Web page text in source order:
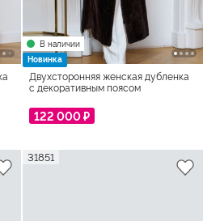
В наличии
Новинка
Двухсторонняя женская дубленка
с декоративным поясом
122 000 ₽
31851